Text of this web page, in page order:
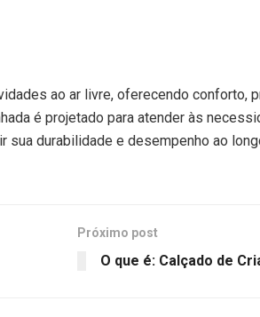
ao ar livre, oferecendo conforto,
é projetado para atender às
sua durabilidade e desempenho ao
Próximo post
O que é: Calçado de